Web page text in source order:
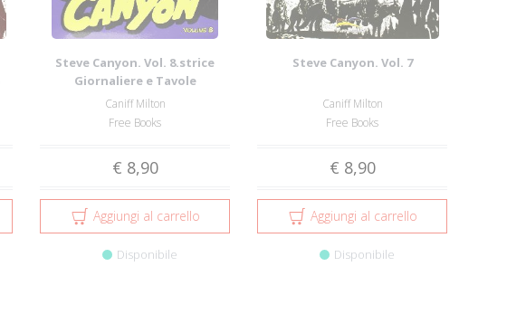
Steve Canyon. Vol. 8.strice
Giornaliere e Tavole
Domenicali dal 1...
Caniff Milton
Free Books
€ 8,90
Aggiungi al carrello
Disponibile
Steve Canyon. Vol. 7
Caniff Milton
Free Books
€ 8,90
Aggiungi al carrello
Disponibile